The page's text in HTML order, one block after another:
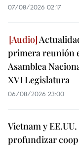
07/08/2026 02:17
primera reunión
Asamblea
XVI Legislatura
06/08/2026 23:00
Vietnam y
profundizar